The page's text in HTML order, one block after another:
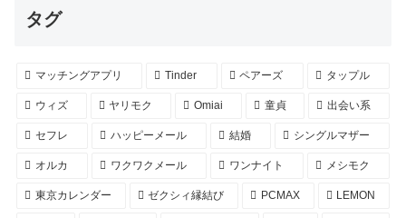
タグ
マッチングアプリ Tinder ペアーズ タップル
ウィズ ヤリモク Omiai 童貞 出会い系
セフレ ハッピーメール 結婚 シングルマザー
オルカ ワクワクメール ワンナイト メシモク
東京カレンダー ゼクシィ縁結び PCMAX LEMON